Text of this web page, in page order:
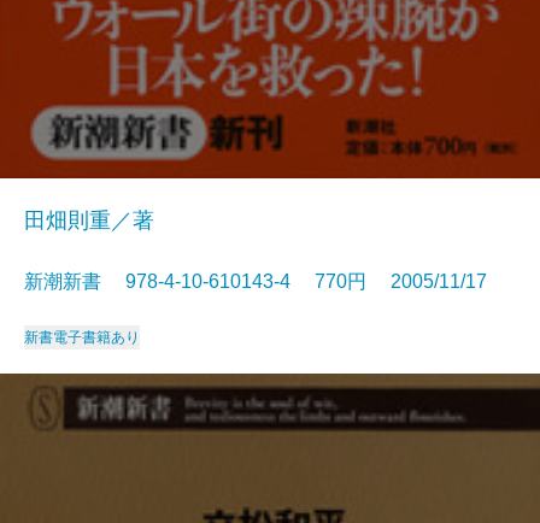
田畑則重／著
新潮新書 978-4-10-610143-4 770円 2005/11/17
新書電子書籍あり